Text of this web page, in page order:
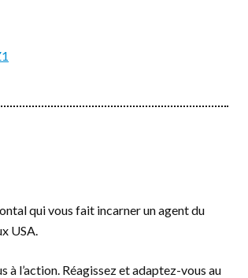
qui vous fait incarner un agent du
USA.
l’action. Réagissez et adaptez-vous au